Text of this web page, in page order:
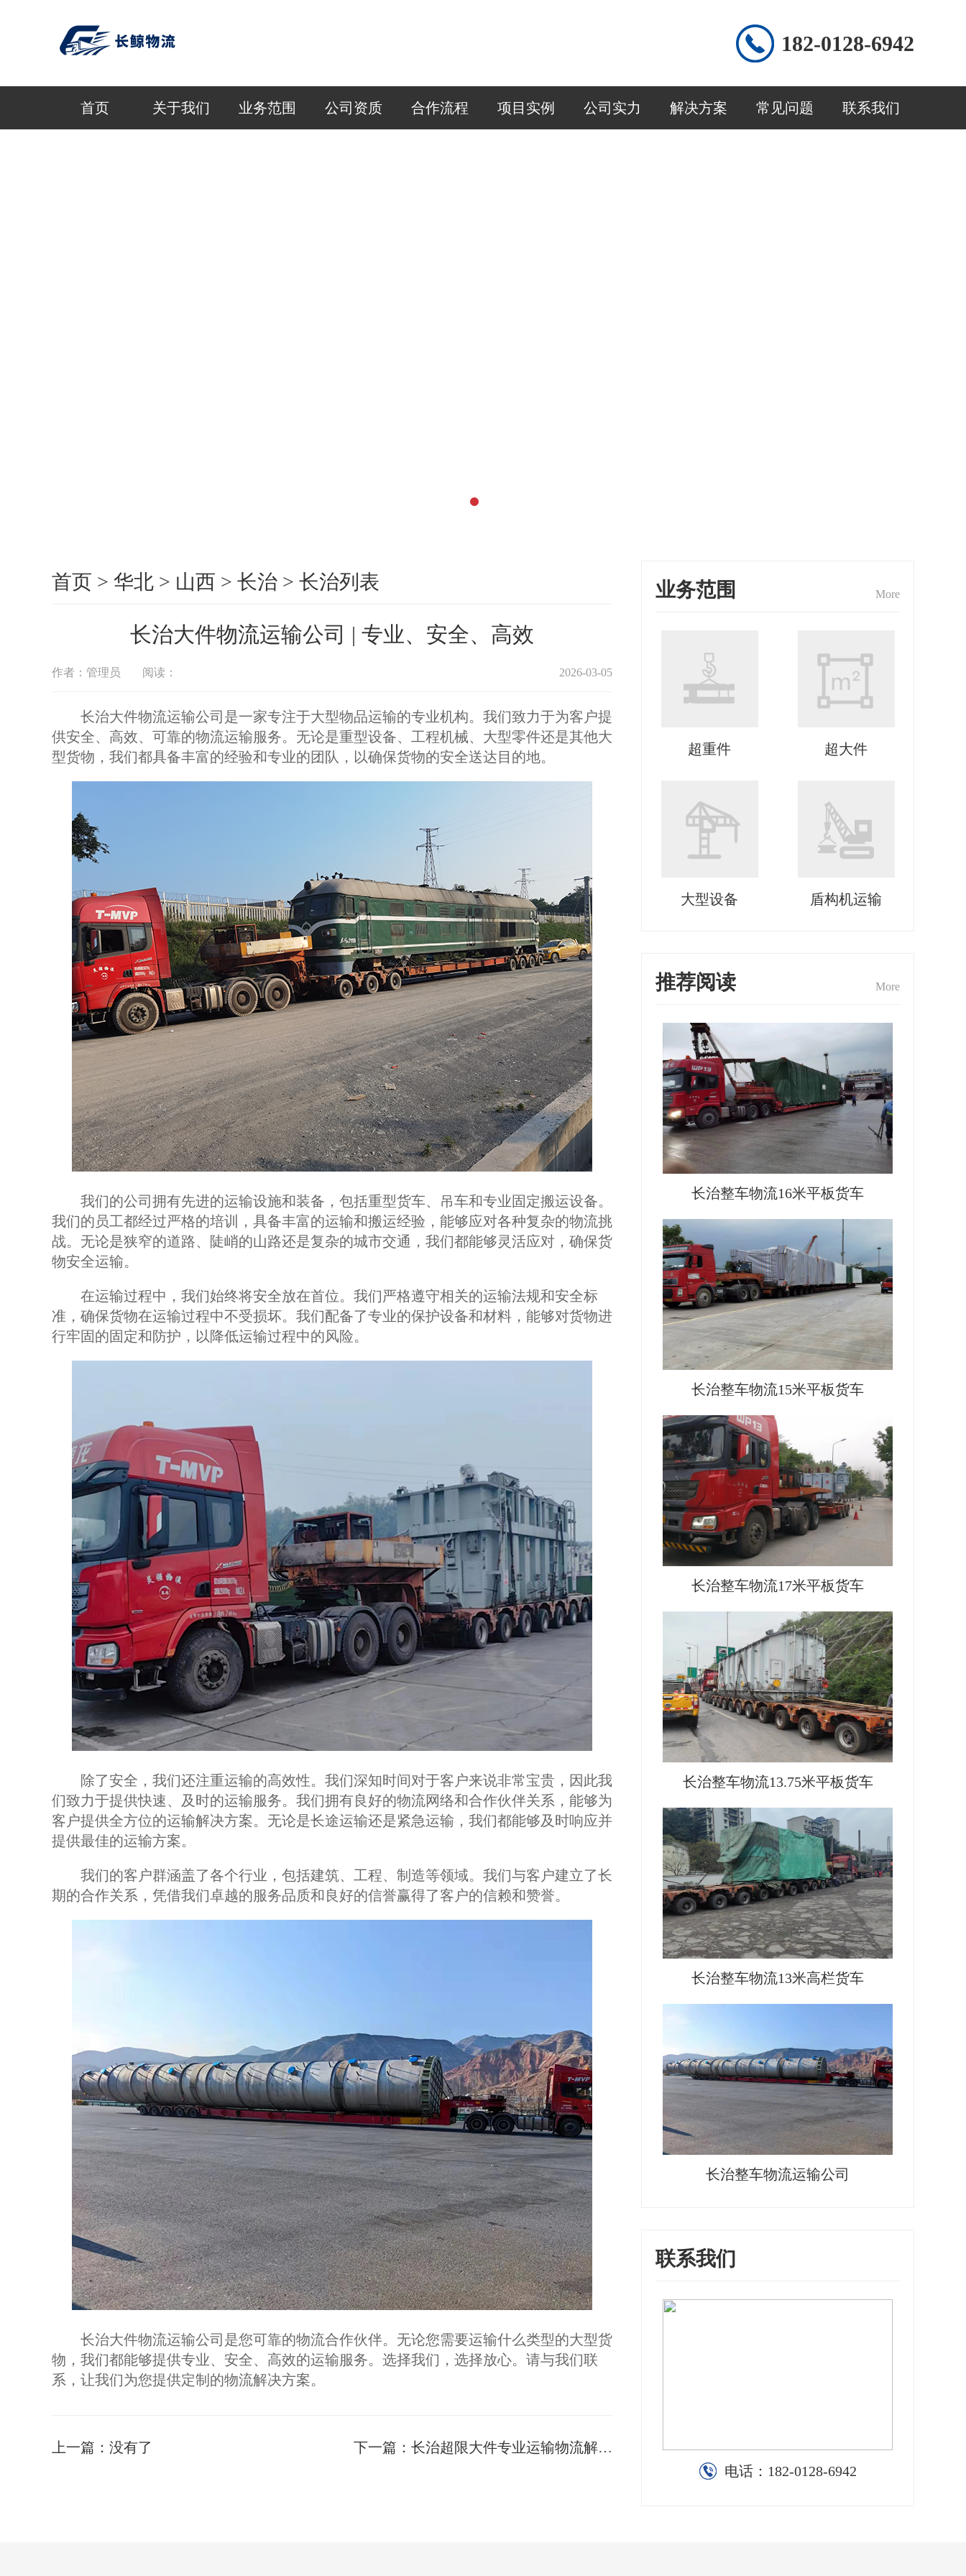
182-0128-6942
首页 关于我们 业务范围 公司资质 合作流程 项目实例 公司实力 解决方案 常见问题 联系我们
首页 > 华北 > 山西 > 长治 > 长治列表
长治大件物流运输公司 | 专业、安全、高效
作者：管理员 阅读： 2026-03-05
长治大件物流运输公司是一家专注于大型物品运输的专业机构。我们致力于为客户提
供安全、高效、可靠的物流运输服务。无论是重型设备、工程机械、大型零件还是其他大
型货物，我们都具备丰富的经验和专业的团队，以确保货物的安全送达目的地。
我们的公司拥有先进的运输设施和装备，包括重型货车、吊车和专业固定搬运设备。
我们的员工都经过严格的培训，具备丰富的运输和搬运经验，能够应对各种复杂的物流挑
战。无论是狭窄的道路、陡峭的山路还是复杂的城市交通，我们都能够灵活应对，确保货
物安全运输。
在运输过程中，我们始终将安全放在首位。我们严格遵守相关的运输法规和安全标
准，确保货物在运输过程中不受损坏。我们配备了专业的保护设备和材料，能够对货物进
行牢固的固定和防护，以降低运输过程中的风险。
除了安全，我们还注重运输的高效性。我们深知时间对于客户来说非常宝贵，因此我
们致力于提供快速、及时的运输服务。我们拥有良好的物流网络和合作伙伴关系，能够为
客户提供全方位的运输解决方案。无论是长途运输还是紧急运输，我们都能够及时响应并
提供最佳的运输方案。
我们的客户群涵盖了各个行业，包括建筑、工程、制造等领域。我们与客户建立了长
期的合作关系，凭借我们卓越的服务品质和良好的信誉赢得了客户的信赖和赞誉。
长治大件物流运输公司是您可靠的物流合作伙伴。无论您需要运输什么类型的大型货
物，我们都能够提供专业、安全、高效的运输服务。选择我们，选择放心。请与我们联
系，让我们为您提供定制的物流解决方案。
上一篇： 没有了 下一篇： 长治超限大件专业运输物流解决方案
业务范围 More
超重件 超大件
大型设备 盾构机运输
推荐阅读 More
长治整车物流16米平板货车
长治整车物流15米平板货车
长治整车物流17米平板货车
长治整车物流13.75米平板货车
长治整车物流13米高栏货车
长治整车物流运输公司
联系我们
电话： 182-0128-6942